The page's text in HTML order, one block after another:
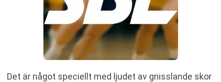
Det är något speciellt med ljudet av gnisslande skor